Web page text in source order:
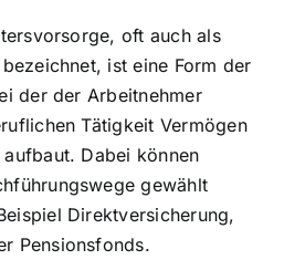
oft auch als
ist eine Form der
der der Arbeitnehmer
Tätigkeit Vermögen
aufbaut. Dabei können
gewählt
Direktversicherung,
Pensionsfonds.